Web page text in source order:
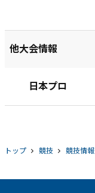
他大会情報
日本プロ
トップ 競技 競技情報